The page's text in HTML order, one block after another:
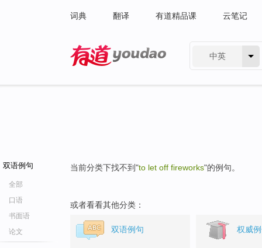
词典 翻译 有道精品课 云笔记
中英
双语例句
全部
口语
书面语
论文
当前分类下找不到"to let off fireworks"的例句。
或者看看其他分类：
双语例句 权威